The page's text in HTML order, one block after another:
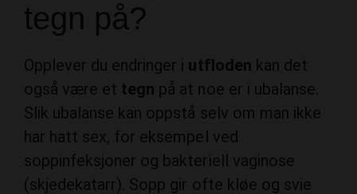
tegn på?
Opplever du endringer i utfloden kan det
også være et tegn på at noe er i ubalanse.
Slik ubalanse kan oppstå selv om man ikke
har hatt sex, for eksempel ved
soppinfeksjoner og bakteriell vaginose
(skjedekatarr). Sopp gir ofte kløe og svie